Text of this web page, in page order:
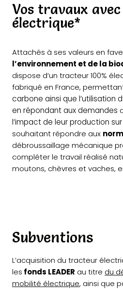
Vos travaux
électrique*
Attachés à ses valeurs en
l’environnement et de la
dispose d’un tracteur 100%
fabriqué en France,
carbone ainsi que l’utilisation
en répondant aux demandes
l’impact de leur production
souhaitant répondre aux
débroussaillage mécanique
compléter le travail réalisé
moutons, chèvres et vaches,
Subventions
L’acquisition du tracteur
les fonds LEADER au titre du
mobilité électrique, ainsi que